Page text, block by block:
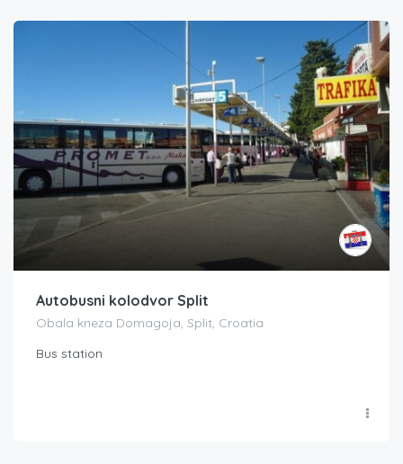
Autobusni kolodvor Split
Obala kneza Domagoja, Split, Croatia
Bus station